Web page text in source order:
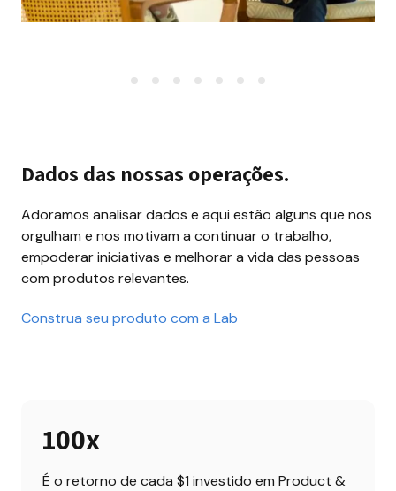
Dados das nossas operações.
Adoramos analisar dados e aqui estão alguns que nos
orgulham e nos motivam a continuar o trabalho,
empoderar iniciativas e melhorar a vida das pessoas
com produtos relevantes.
Construa seu produto com a Lab
100x
É o retorno de cada $1 investido em Product &